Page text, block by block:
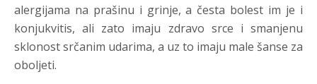
alergijama na prašinu i grinje, a česta bolest im je i
konjukvitis, ali zato imaju zdravo srce i smanjenu
sklonost srčanim udarima, a uz to imaju male šanse za
oboljeti.